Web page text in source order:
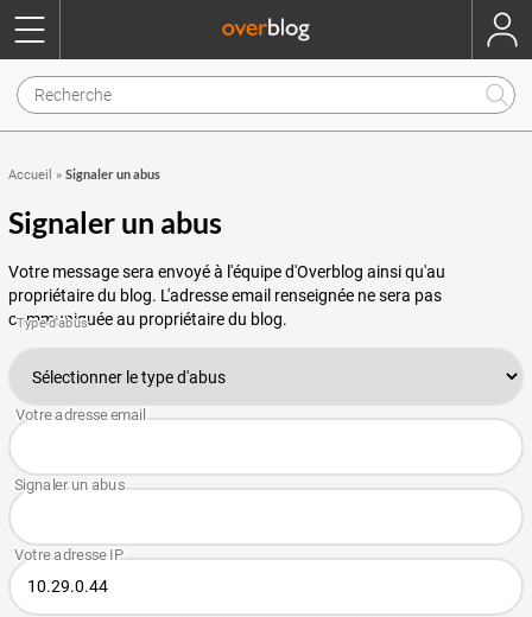
Accueil » Signaler un abus
Signaler un abus
Votre message sera envoyé à l'équipe d'Overblog ainsi qu'au
propriétaire du blog. L'adresse email renseignée ne sera pas
communiquée au propriétaire du blog.